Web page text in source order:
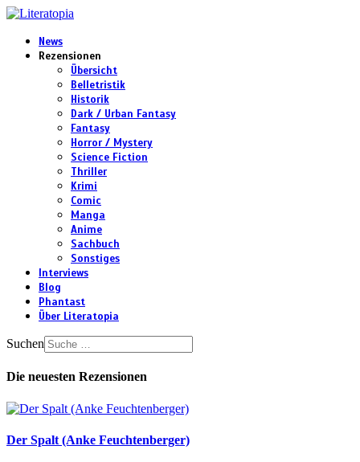
News
Rezensionen
Übersicht
Belletristik
Historik
Dark / Urban Fantasy
Fantasy
Horror / Mystery
Science Fiction
Thriller
Krimi
Comic
Manga
Anime
Sachbuch
Sonstiges
Interviews
Blog
Phantast
Über Literatopia
Suchen
Die neuesten Rezensionen
Der Spalt (Anke Feuchtenberger)